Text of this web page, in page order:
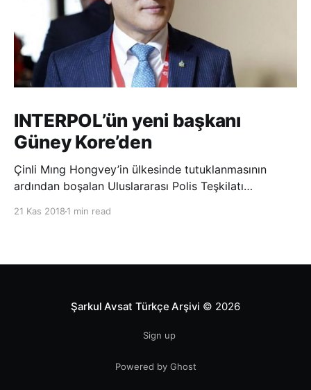
INTERPOL’ün yeni başkanı
Güney Kore’den
Çinli Mıng Hongvey’in ülkesinde tutuklanmasının
ardından boşalan Uluslararası Polis Teşkilatı
21 Kas 2018 1 min read
Şarkul Avsat Türkçe Arşivi © 2026
Sign up
Powered by Ghost